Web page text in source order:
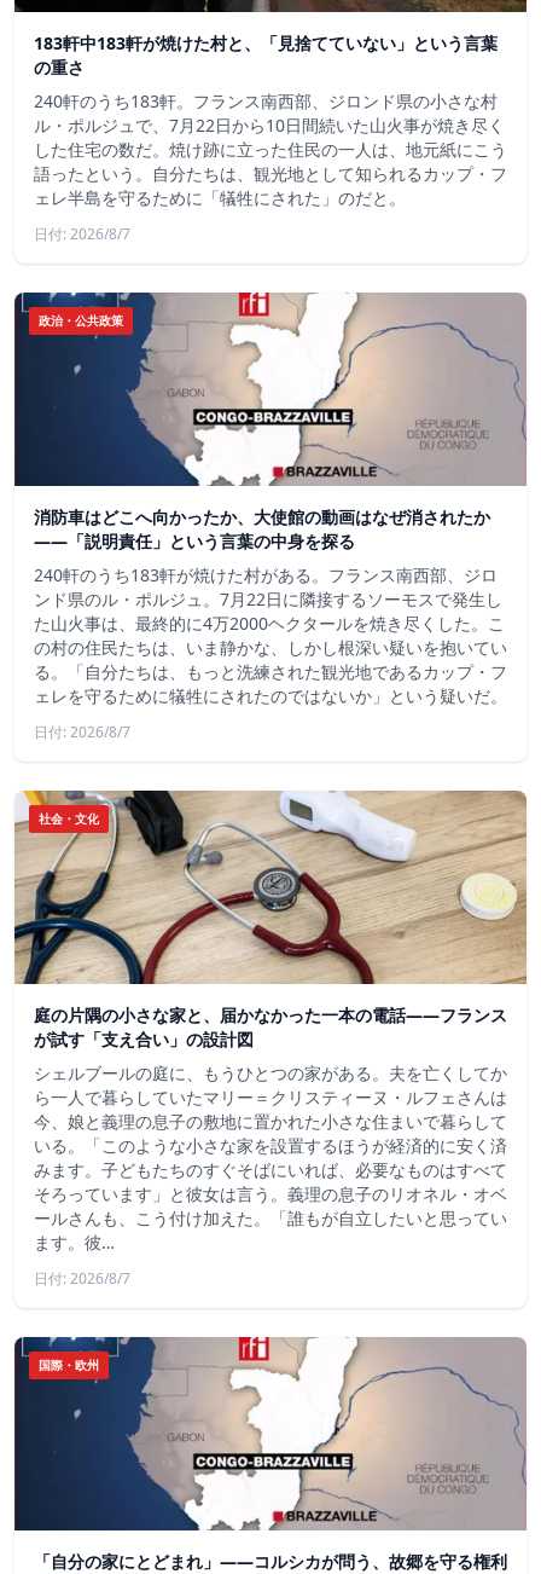
183軒中183軒が焼けた村と、「見捨てていない」という言葉
の重さ
240軒のうち183軒。フランス南西部、ジロンド県の小さな村
ル・ポルジュで、7月22日から10日間続いた山火事が焼き尽く
した住宅の数だ。焼け跡に立った住民の一人は、地元紙にこう
語ったという。自分たちは、観光地として知られるカップ・フ
ェレ半島を守るために「犠牲にされた」のだと。
日付: 2026/8/7
政治・公共政策
消防車はどこへ向かったか、大使館の動画はなぜ消されたか
——「説明責任」という言葉の中身を探る
240軒のうち183軒が焼けた村がある。フランス南西部、ジロ
ンド県のル・ポルジュ。7月22日に隣接するソーモスで発生し
た山火事は、最終的に4万2000ヘクタールを焼き尽くした。こ
の村の住民たちは、いま静かな、しかし根深い疑いを抱いてい
る。「自分たちは、もっと洗練された観光地であるカップ・フ
ェレを守るために犠牲にされたのではないか」という疑いだ。
日付: 2026/8/7
社会・文化
庭の片隅の小さな家と、届かなかった一本の電話——フランス
が試す「支え合い」の設計図
シェルブールの庭に、もうひとつの家がある。夫を亡くしてか
ら一人で暮らしていたマリー＝クリスティーヌ・ルフェさんは
今、娘と義理の息子の敷地に置かれた小さな住まいで暮らして
いる。「このような小さな家を設置するほうが経済的に安く済
みます。子どもたちのすぐそばにいれば、必要なものはすべて
そろっています」と彼女は言う。義理の息子のリオネル・オベ
ールさんも、こう付け加えた。「誰もが自立したいと思ってい
ます。彼…
日付: 2026/8/7
国際・欧州
「自分の家にとどまれ」——コルシカが問う、故郷を守る権利